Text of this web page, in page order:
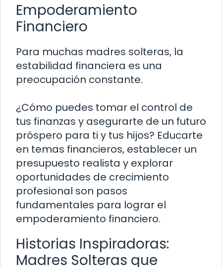
Empoderamiento
Financiero
Para muchas madres solteras, la
estabilidad financiera es una
preocupación constante.
¿Cómo puedes tomar el control de
tus finanzas y asegurarte de un futuro
próspero para ti y tus hijos? Educarte
en temas financieros, establecer un
presupuesto realista y explorar
oportunidades de crecimiento
profesional son pasos
fundamentales para lograr el
empoderamiento financiero.
Historias Inspiradoras:
Madres Solteras que